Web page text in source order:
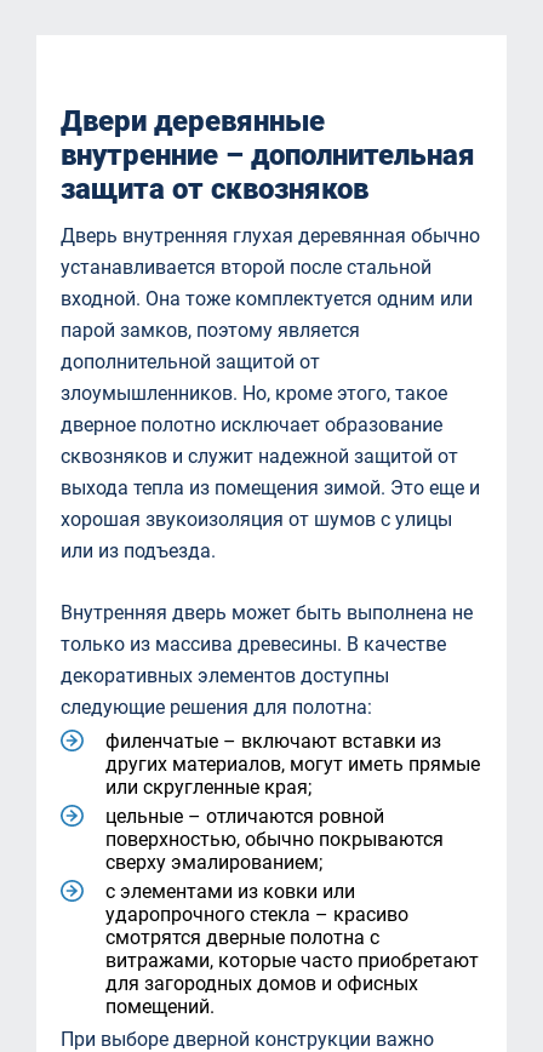
Двери деревянные
внутренние – дополнительная
защита от сквозняков
Дверь внутренняя глухая деревянная обычно
устанавливается второй после стальной
входной. Она тоже комплектуется одним или
парой замков, поэтому является
дополнительной защитой от
злоумышленников. Но, кроме этого, такое
дверное полотно исключает образование
сквозняков и служит надежной защитой от
выхода тепла из помещения зимой. Это еще и
хорошая звукоизоляция от шумов с улицы
или из подъезда.
Внутренняя дверь может быть выполнена не
только из массива древесины. В качестве
декоративных элементов доступны
следующие решения для полотна:
филенчатые – включают вставки из
других материалов, могут иметь прямые
или скругленные края;
цельные – отличаются ровной
поверхностью, обычно покрываются
сверху эмалированием;
с элементами из ковки или
ударопрочного стекла – красиво
смотрятся дверные полотна с
витражами, которые часто приобретают
для загородных домов и офисных
помещений.
При выборе дверной конструкции важно